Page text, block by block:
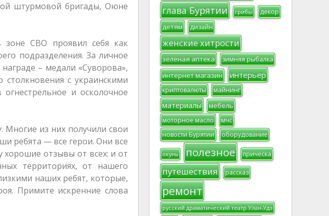
штурмовой бригады, Оюне
СВО проявил себя как
подразделения. За личное
– медали «Суворова»,
с украинскими
и осколочное
из них получили свои
ребята — все герои. Они все
хорошие отзывы от всех: и от
территориях, от нашего
наших ребят, которые,
Примите искренние слова
глава Бурятии грибы декор
детям дизайн
женские хитрости
зеленая аптека зимняя рыбалка
интернет магазин интерьер
криптовалюты майнинг
материалы мебель
моторное масло
мчс
новости Бурятии
оборудование
окунь полезное прическа
путешествия рассказ
ремонт
русский драматический театр Улан-Удэ